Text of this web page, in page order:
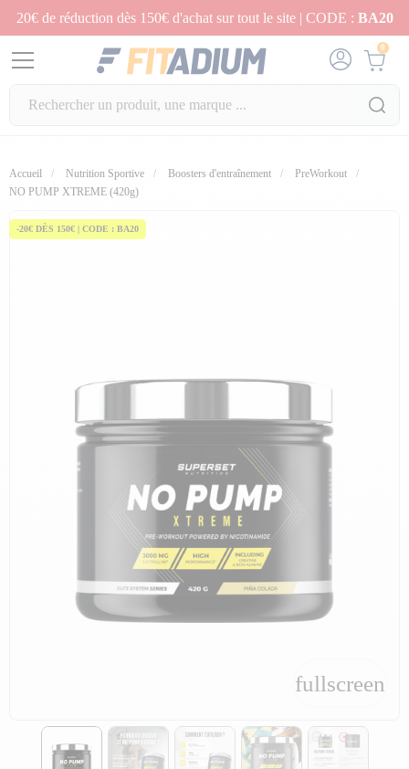
20€ de réduction dès 150€ d'achat sur tout le site | CODE : BA20
0
Accueil Nutrition Sportive Boosters d'entraînement
PreWorkout
NO PUMP XTREME (420g)
-20€ DÈS 150€ | CODE : BA20
fullscreen
fullscreen